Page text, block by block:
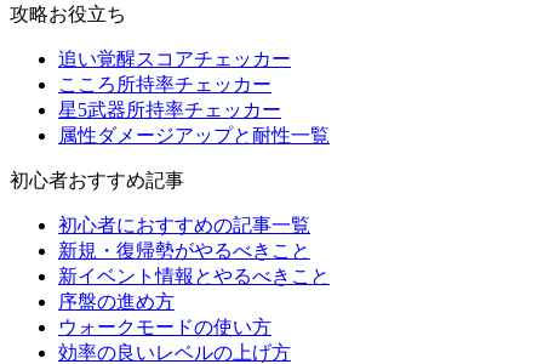
攻略お役立ち
追い覚醒スコアチェッカー
こころ所持率チェッカー
星5武器所持率チェッカー
属性ダメージアップと耐性一覧
初心者おすすめ記事
初心者におすすめの記事一覧
新規・復帰勢がやるべきこと
新イベント情報とやるべきこと
序盤の進め方
ウォークモードの使い方
効率の良いレベルの上げ方